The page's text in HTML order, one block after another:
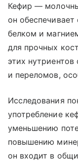
Кефир —
он
белком и
для прочных
этих
и переломов,
Исследования
употребление
уменьшению
повышению
он входит в